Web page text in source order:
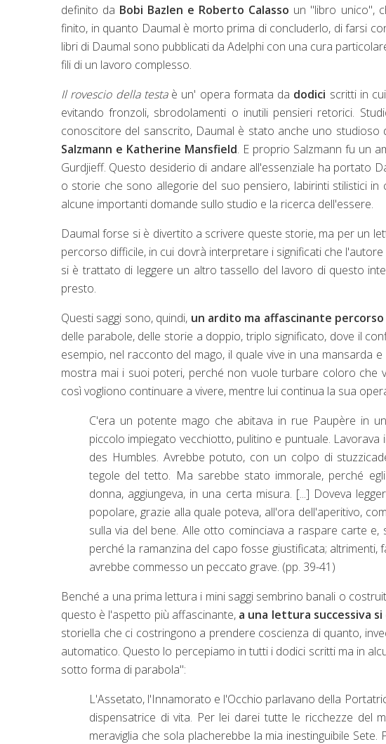
definito da Bobi Bazlen e Roberto Calasso un "libro unico",
finito, in quanto Daumal è morto prima di concluderlo, di farsi
libri di Daumal sono pubblicati da Adelphi con una cura
fili di un lavoro complesso.
Il rovescio della testaè un' opera formata da dodici scritti in cui
evitando fronzoli, sbrodolamenti o inutili pensieri retorici.
conoscitore del sanscrito, Daumal è stato anche uno
Salzmann e Katherine Mansfield. E proprio Salzmann fu un
Gurdjieff. Questo desiderio di andare all'essenziale ha portato
o storie che sono allegorie del suo pensiero, labirinti stilistici
alcune importanti domande sullo studio e la ricerca dell'essere.
Daumal forse si è divertito a scrivere queste storie, ma per un
percorso difficile, in cui dovrà interpretare i significati che
si è trattato di leggere un altro tassello del lavoro di questo
presto.
Questi saggi sono, quindi, un ardito ma affascinante
delle parabole, delle storie a doppio, triplo significato, dove il
esempio, nel racconto del mago, il quale vive in una mansarda
mostra mai i suoi poteri, perché non vuole turbare coloro che
così vogliono continuare a vivere, mentre lui continua la sua
C'era un potente mago che abitava in rue Paupère in
piccolo impiegato vecchiotto, pulitino e puntuale.
des Humbles. Avrebbe potuto, con un colpo di
tegole del tetto. Ma sarebbe stato immorale, perché
donna, aggiungeva, in una certa misura. [...] Doveva
popolare, grazie alla quale poteva, all'ora dell'aperitivo,
sulla via del bene. Alle otto cominciava a raspare carte
perché la ramanzina del capo fosse giustificata;
avrebbe commesso un peccato grave. (pp. 39-41)
Benché a una prima lettura i mini saggi sembrino banali o
questo è l'aspetto più affascinante, a una lettura successiva
storiella che ci costringono a prendere coscienza di quanto,
automatico. Questo lo percepiamo in tutti i dodici scritti ma in
sotto forma di parabola":
L'Assetato, l'Innamorato e l'Occhio parlavano
dispensatrice di vita. Per lei darei tutte le ricchezze del
meraviglia che sola placherebbe la mia inestinguibile